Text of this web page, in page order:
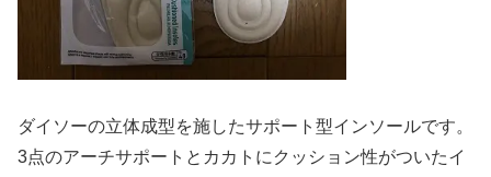
ダイソーの立体成型を施したサポート型インソールです。
3点のアーチサポートとカカトにクッション性がついたイ